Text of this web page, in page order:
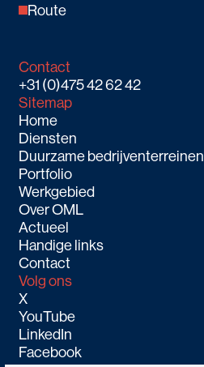
Route
Contact
+31 (0)475 42 62 42
Sitemap
Home
Diensten
Duurzame bedrijventerreinen
Portfolio
Werkgebied
Over OML
Actueel
Handige links
Contact
Volg ons
X
YouTube
LinkedIn
Facebook